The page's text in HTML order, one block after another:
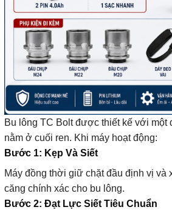
Bu lông TC Bolt được thiết kế với một
nằm ở cuối ren. Khi máy hoạt động:
Bước 1: Kẹp Và Siết
Máy đồng thời giữ chặt đầu định vị và
căng chính xác cho bu lông.
Bước 2: Đạt Lực Siết Tiêu Chuẩn